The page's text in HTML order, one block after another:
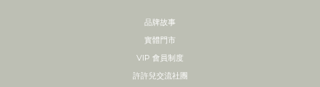
品牌故事
實體門市
VIP 會員制度
許許兒交流社團